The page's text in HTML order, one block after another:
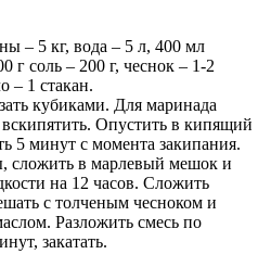
– 5 кг, вода – 5 л, 400 мл
г соль – 200 г, чеснок – 1-2
– 1 стакан.
кубиками. Для маринада
Опустить в кипящий
5 минут с момента закипания.
сложить в марлевый мешок и
на 12 часов. Сложить
с толченым чесноком и
Разложить смесь по
закатать.